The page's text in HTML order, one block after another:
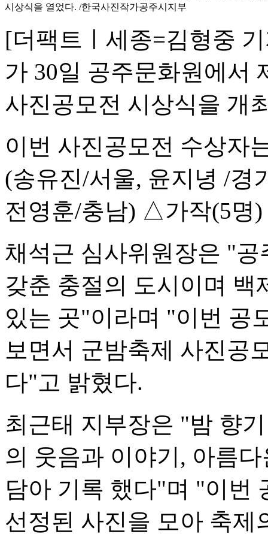
시상식을 열었다. /한국사진작가공주시지부
[더팩트ㅣ세종=김형중
가 30일 공주문화원에서
사진공모전 시상식을 개
이번 사진공모전 수상
(송유진/서울, 윤지녕 /경
전영훈/충남) △가작(5명
채석근 심사위원장은 "
갖춘 충절의 도시이며
있는 곳"이라며 "이번 공
보면서 군밤축제 사진공
다"고 밝혔다.
최근태 지부장은 "밤 향
의 웃음과 이야기, 아름
담아 기록 했다"며 "이번
선정된 사진을 모아 축제